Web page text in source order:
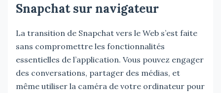
Snapchat sur navigateur
La transition de Snapchat vers le Web s’est faite
sans compromettre les fonctionnalités
essentielles de l’application. Vous pouvez engager
des conversations, partager des médias, et
même utiliser la caméra de votre ordinateur pour